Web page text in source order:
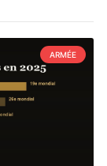
ARMÉE